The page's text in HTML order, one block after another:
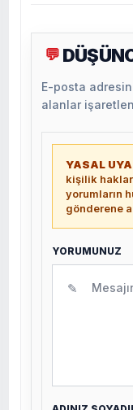
💬
E-posta
alanlar
YASAL
kişilik
yorumların
gönderene
YORUMUNUZ
✎